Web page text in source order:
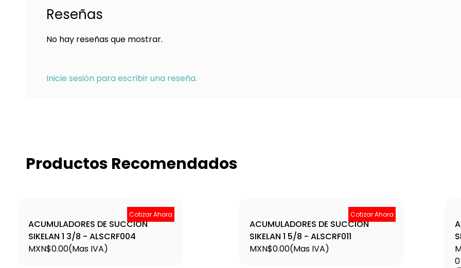
Reseñas
No hay reseñas que mostrar.
Inicie sesión para escribir una reseña.
Productos Recomendados
Cotizar Ahora
ACUMULADORES DE SUCCIÓN
SIKELAN 1 3/8 - ALSCRF004
MXN$0.00(Mas IVA)
Cotizar Ahora
ACUMULADORES DE SUCCIÓN
SIKELAN 1 5/8 - ALSCRF011
MXN$0.00(Mas IVA)
0